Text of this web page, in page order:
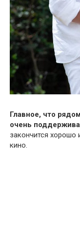
Главное, что
очень
закончится хорошо
кино.